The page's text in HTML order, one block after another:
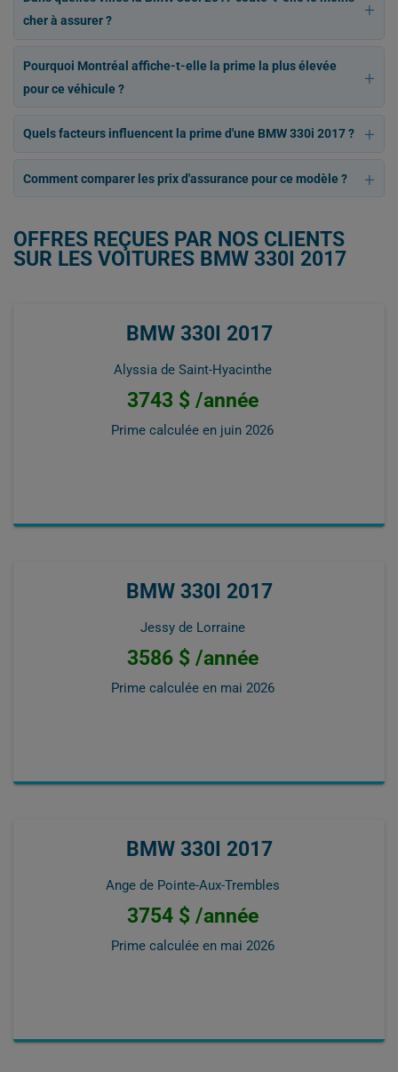
cher à assurer ?
Pourquoi Montréal affiche-t-elle la prime la plus élevée
pour ce véhicule ?
Quels facteurs influencent la prime d'une BMW 330i 2017 ?
Comment comparer les prix d'assurance pour ce modèle ?
OFFRES REÇUES PAR NOS CLIENTS
SUR LES VOITURES BMW 330I 2017
BMW 330I 2017
Alyssia de Saint-Hyacinthe
3743 $ /année
Prime calculée en juin 2026
BMW 330I 2017
Jessy de Lorraine
3586 $ /année
Prime calculée en mai 2026
BMW 330I 2017
Ange de Pointe-Aux-Trembles
3754 $ /année
Prime calculée en mai 2026